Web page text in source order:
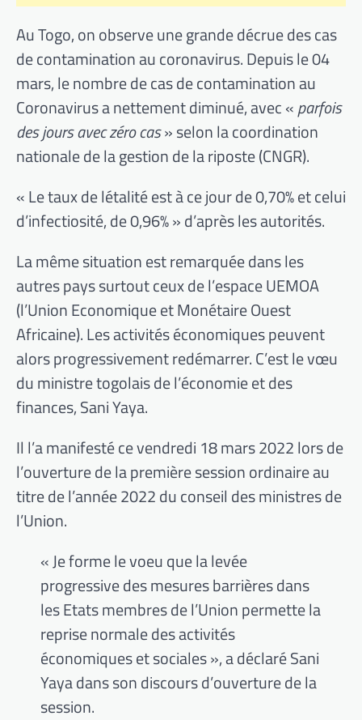
Au Togo, on observe une grande décrue des cas
de contamination au coronavirus. Depuis le 04
mars, le nombre de cas de contamination au
Coronavirus a nettement diminué, avec «parfois
des jours avec zéro cas» selon la coordination
nationale de la gestion de la riposte (CNGR).
« Le taux de létalité est à ce jour de 0,70% et celui
d’infectiosité, de 0,96% » d’après les autorités.
La même situation est remarquée dans les
autres pays surtout ceux de l’espace UEMOA
(l’Union Economique et Monétaire Ouest
Africaine). Les activités économiques peuvent
alors progressivement redémarrer. C’est le vœu
du ministre togolais de l’économie et des
finances, Sani Yaya.
Il l’a manifesté ce vendredi 18 mars 2022 lors de
l’ouverture de la première session ordinaire au
titre de l’année 2022 du conseil des ministres de
l’Union.
« Je forme le voeu que la levée
progressive des mesures barrières dans
les Etats membres de l’Union permette la
reprise normale des activités
économiques et sociales », a déclaré Sani
Yaya dans son discours d’ouverture de la
session.